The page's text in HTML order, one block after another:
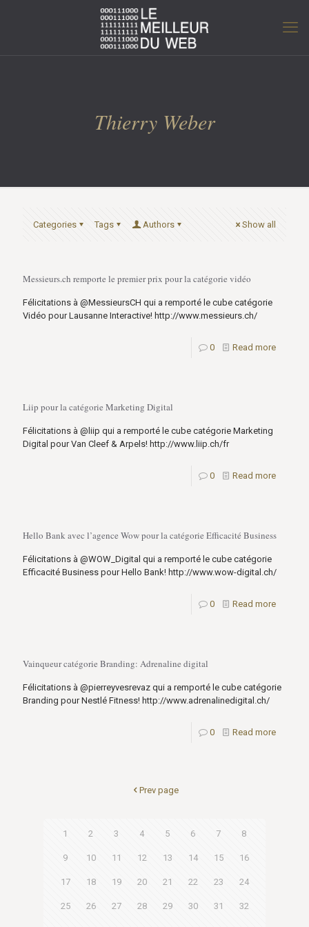
Thierry Weber
Categories Tags Authors Show all
Messieurs.ch remporte le premier prix pour la catégorie vidéo
Félicitations à @MessieursCH qui a remporté le cube catégorie
Vidéo pour Lausanne Interactive! http://www.messieurs.ch/
0 Read more
Liip pour la catégorie Marketing Digital
Félicitations à @liip qui a remporté le cube catégorie Marketing
Digital pour Van Cleef & Arpels! http://www.liip.ch/fr
0 Read more
Hello Bank avec l’agence Wow pour la catégorie Efficacité Business
Félicitations à @WOW_Digital qui a remporté le cube catégorie
Efficacité Business pour Hello Bank! http://www.wow-digital.ch/
0 Read more
Vainqueur catégorie Branding: Adrenaline digital
Félicitations à @pierreyvesrevaz qui a remporté le cube catégorie
Branding pour Nestlé Fitness! http://www.adrenalinedigital.ch/
0 Read more
Prev page
1 2 3 4 5 6 7 8
9 10 11 12 13 14 15 16
17 18 19 20 21 22 23 24
25 26 27 28 29 30 31 32